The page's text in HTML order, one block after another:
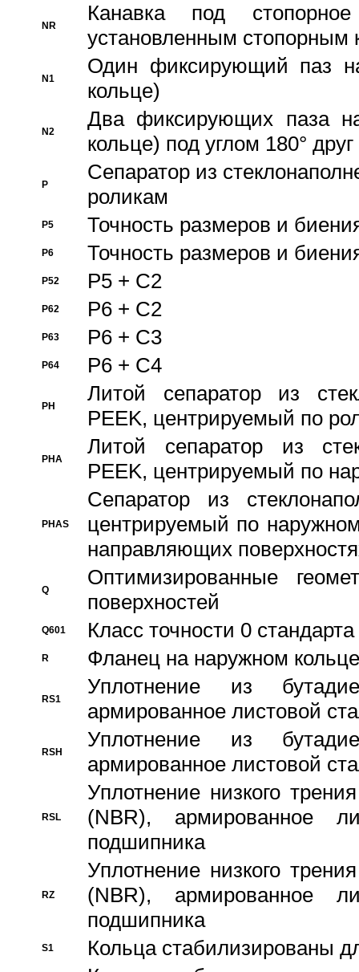
NR
Канавка под
установленным стопорным
N1
Один фиксирующий паз
кольце)
N2
Два фиксирующих паза
кольце) под углом 180° друг
P
Cепаратор из
роликам
P5 Точность размеров и
P6 Точность размеров и
P52 P5 + C2
P62 P6 + C2
P63 P6 + C3
P64 P6 + C4
PH
Литой сепаратор из
PEEK, центрируемый по
PHA
Литой сепаратор из
PEEK, центрируемый по
PHAS
Сепаратор из
центрируемый по
направляющих
Q
Оптимизированные
поверхностей
Q601 Класс точности 0
R Фланец на наружном кольце
RS1
Уплотнение из
армированное листовой
RSH
Уплотнение из
армированное листовой
RSL
Уплотнение низкого
(NBR), армированное
подшипника
RZ
Уплотнение низкого
(NBR), армированное
подшипника
S1 Кольца стабилизированы